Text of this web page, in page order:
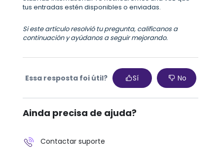
tus entradas estén disponibles o enviadas.
Si este artículo resolvió tu pregunta, califícanos a
continuación y ayúdanos a seguir mejorando.
Essa resposta foi útil? Sí No
Ainda precisa de ajuda?
Contactar suporte